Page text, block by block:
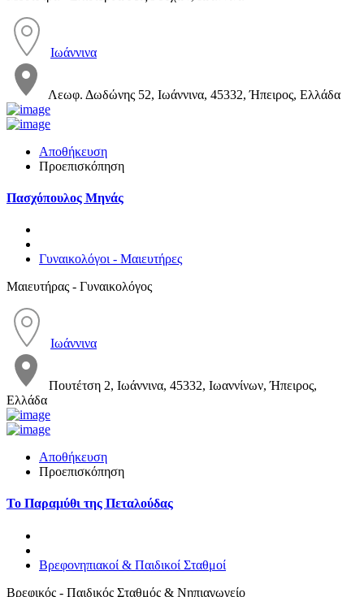
Ιωάννινα
Λεωφ. Δωδώνης 52, Ιωάννινα, 45332, Ήπειρος, Ελλάδα
Αποθήκευση
Προεπισκόπηση
Πασχόπουλος Μηνάς
Γυναικολόγοι - Μαιευτήρες
Μαιευτήρας - Γυναικολόγος
Ιωάννινα
Πουτέτση 2, Ιωάννινα, 45332, Ιωαννίνων, Ήπειρος,
Ελλάδα
Αποθήκευση
Προεπισκόπηση
Το Παραμύθι της Πεταλούδας
Βρεφονηπιακοί & Παιδικοί Σταθμοί
Βρεφικός - Παιδικός Σταθμός & Νηπιαγωγείο